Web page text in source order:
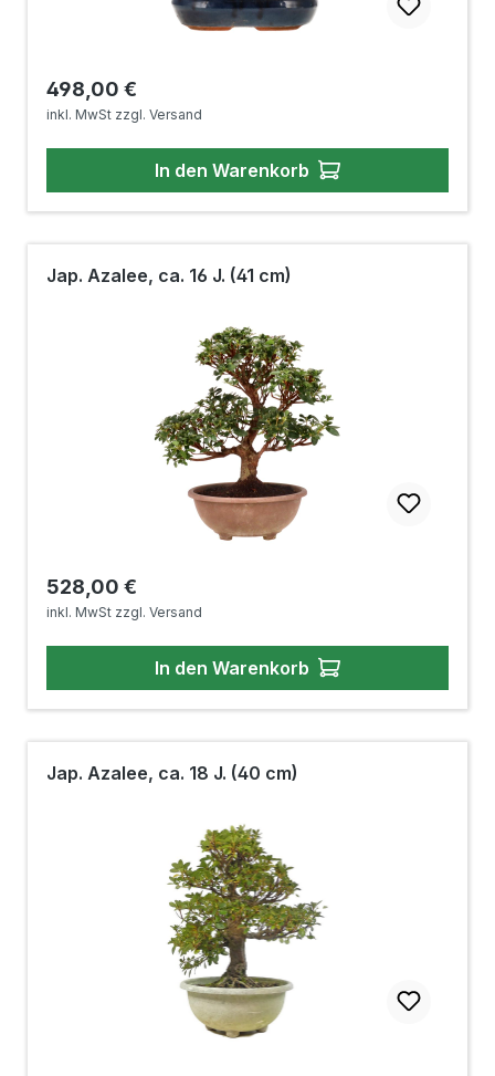
Regulärer Preis:
498,00 €
inkl. MwSt zzgl. Versand
In den Warenkorb
Jap. Azalee, ca. 16 J. (41 cm)
Regulärer Preis:
528,00 €
inkl. MwSt zzgl. Versand
In den Warenkorb
Jap. Azalee, ca. 18 J. (40 cm)